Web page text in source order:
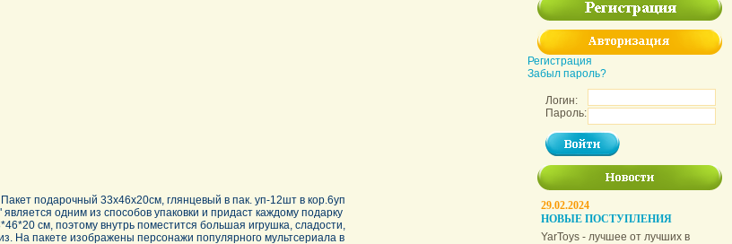
подарочный 33х46х20см, глянцевый в пак. уп-12шт в кор.6уп
одним из способов упаковки и придаст каждому подарку
см, поэтому внутрь поместится большая игрушка, сладости,
На пакете изображены персонажи популярного мультсериала в
Регистрация
Забыл пароль?
Логин:
Пароль:
29.02.2024
НОВЫЕ ПОСТУПЛЕНИЯ
YarToys - лучшее от лучших в